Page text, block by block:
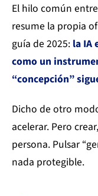
El hilo común
resume la propia
guía de 2025: la IA
como un
“concepción”
Dicho de otro
acelerar. Pero
persona. Pulsar
nada protegible.